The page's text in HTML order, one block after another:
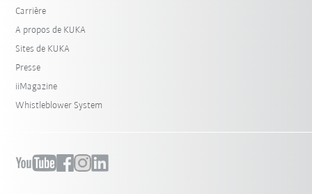
Carrière
A propos de KUKA
Sites de KUKA
Presse
iiMagazine
Whistleblower System